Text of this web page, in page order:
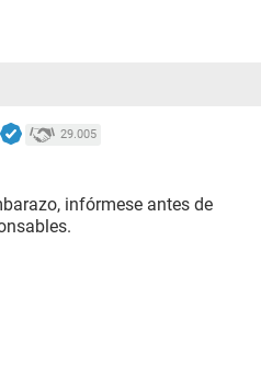
super transparente y
29.005
infórmese antes de